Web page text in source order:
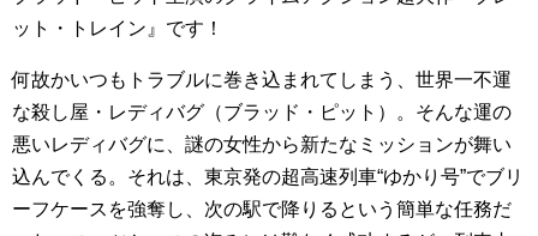
ット・トレイン』です！
何故かいつもトラブルに巻き込まれてしまう、世界一不運
な殺し屋・レディバグ（ブラッド・ピット）。そんな運の
悪いレディバグに、謎の女性から新たなミッションが舞い
込んでくる。それは、東京発の超高速列車“ゆかり号”でブリ
ーフケースを強奪し、次の駅で降りるという簡単な任務だ